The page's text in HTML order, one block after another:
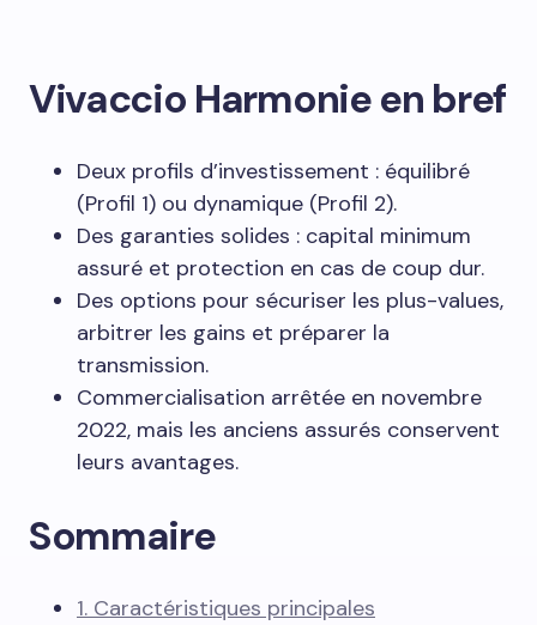
Vivaccio Harmonie en bref
Deux profils d’investissement : équilibré
(Profil 1) ou dynamique (Profil 2).
Des garanties solides : capital minimum
assuré et protection en cas de coup dur.
Des options pour sécuriser les plus-values,
arbitrer les gains et préparer la
transmission.
Commercialisation arrêtée en novembre
2022, mais les anciens assurés conservent
leurs avantages.
Sommaire
1. Caractéristiques principales